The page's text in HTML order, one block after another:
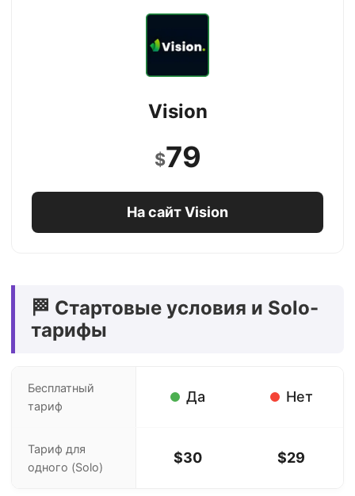
Vision
$79
На сайт Vision
🏁 Стартовые условия и Solo-
тарифы
Бесплатный
тариф
Да Нет
Тариф для
одного (Solo)
$30 $29